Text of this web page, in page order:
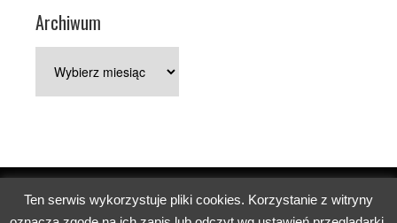
Archiwum
Copyright © 2026 Parafia pw. św. Jerzego w Poznaniu.
Ten serwis wykorzystuje pliki cookies. Korzystanie z witryny